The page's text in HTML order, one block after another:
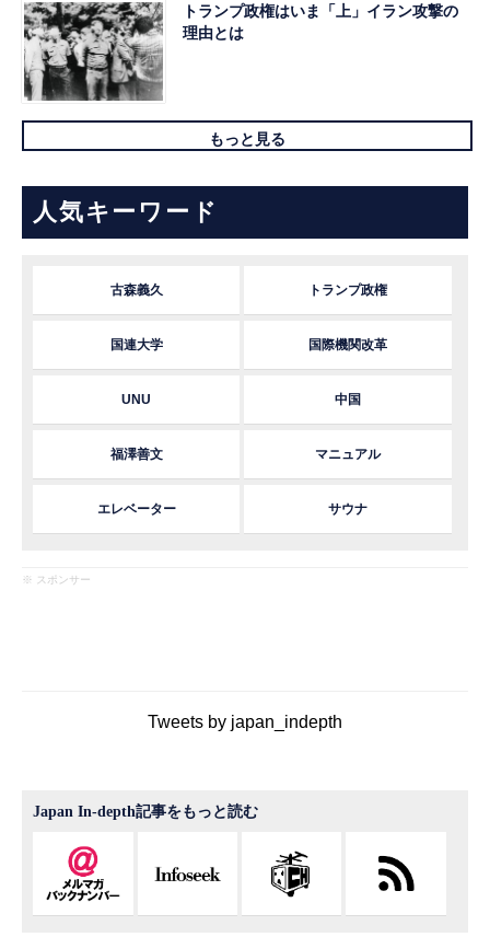
トランプ政権はいま「上」イラン攻撃の
理由とは
もっと見る
人気キーワード
古森義久 トランプ政権
国連大学 国際機関改革
UNU 中国
福澤善文 マニュアル
エレベーター サウナ
※ スポンサー
Tweets by japan_indepth
Japan In-depth記事をもっと読む